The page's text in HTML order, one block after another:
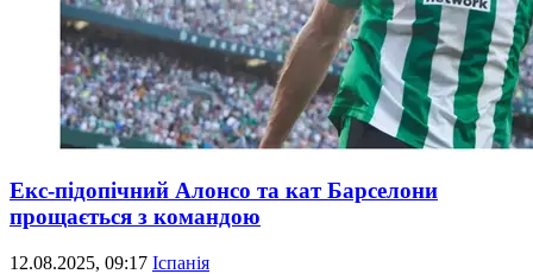
Екс-підопічний Алонсо та кат Барселони
прощається з командою
12.08.2025, 09:17 Іспанія